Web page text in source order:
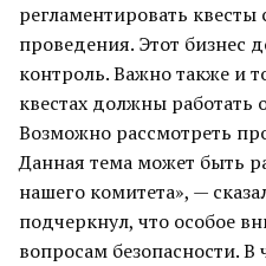
регламентировать квесты
проведения. Этот бизнес
контроль. Важно также и
квестах должны
Возможно рассмотреть
Данная тема может быть
нашего комитета», —
подчеркнул, что особое
вопросам безопасности. В